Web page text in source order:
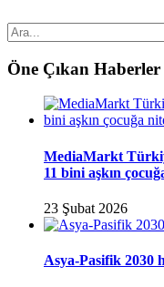
Öne Çıkan Haberler
MediaMarkt
11 bini aşkın
23 Şubat 2026
Asya-Pasifik 2030